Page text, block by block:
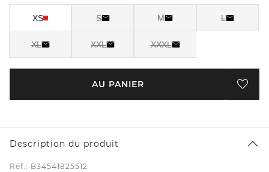
XS S M L
XL XXL XXXL
AU PANIER
Description du produit
Réf.: B34541825512